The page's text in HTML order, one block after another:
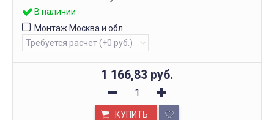
В наличии
Монтаж Москва и обл.
1 166,83 руб.
КУПИТЬ